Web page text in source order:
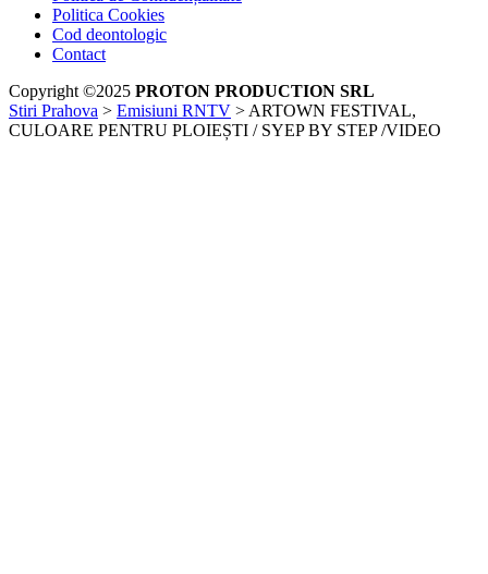
Politica Cookies
Cod deontologic
Contact
Copyright ©2025 PROTON PRODUCTION SRL
Stiri Prahova > Emisiuni RNTV > ARTOWN FESTIVAL,
CULOARE PENTRU PLOIEȘTI / SYEP BY STEP /VIDEO